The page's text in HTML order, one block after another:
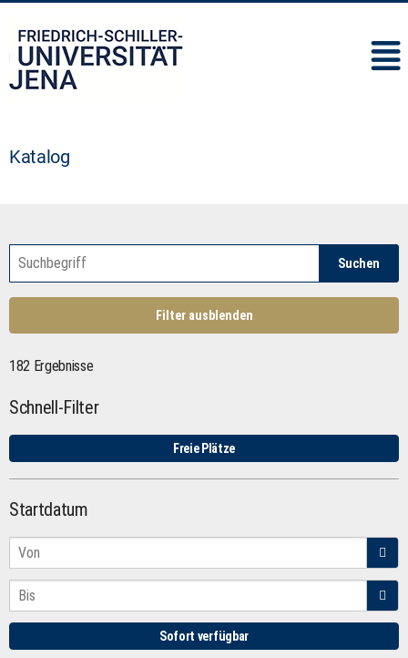
Katalog
Suchen
Filter ausblenden
182 Ergebnisse
Schnell-Filter
Freie Plätze
Startdatum
Sofort verfügbar